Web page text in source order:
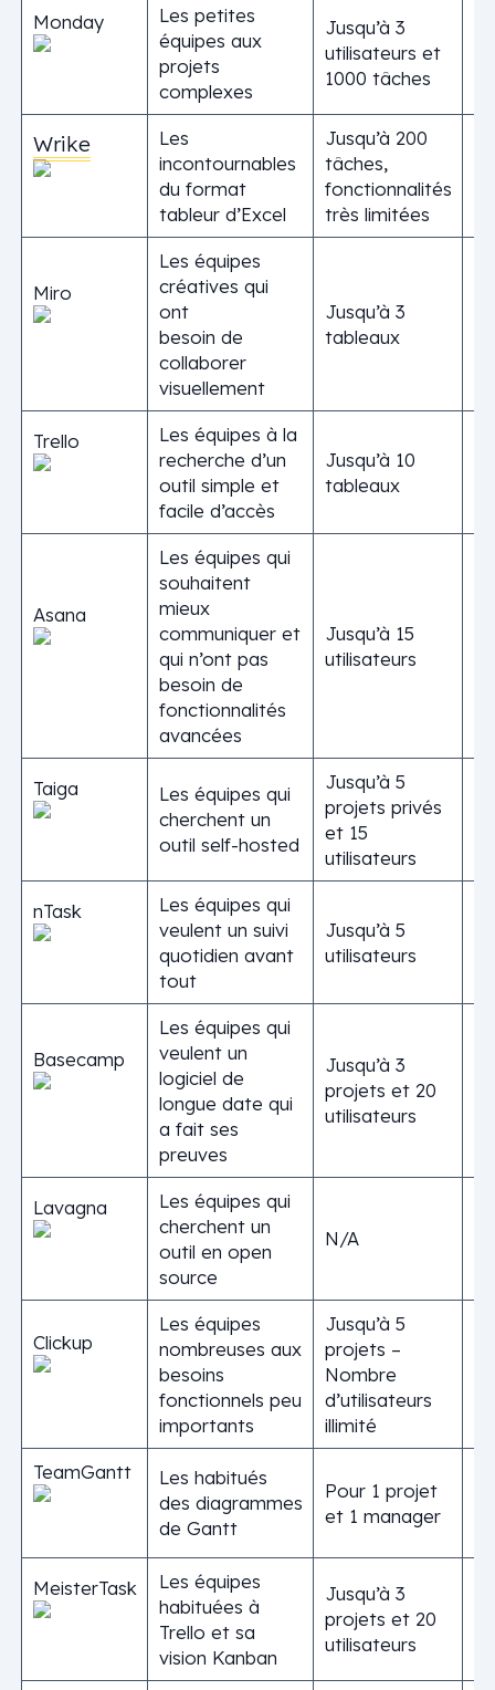
Monday
Les petites
équipes aux
projets
complexes
Jusqu’à 3
utilisateurs et
1000 tâches
Wrike
Les
incontournables
du format
tableur d’Excel
Jusqu’à 200
tâches,
fonctionnalités
très limitées
Miro
Les équipes
créatives qui
ont
besoin de
collaborer
visuellement
Jusqu’à 3
tableaux
Trello
Les équipes à la
recherche d’un
outil simple et
facile d’accès
Jusqu’à 10
tableaux
Asana
Les équipes qui
souhaitent
mieux
communiquer et
qui n’ont pas
besoin de
fonctionnalités
avancées
Jusqu’à 15
utilisateurs
Taiga
Les équipes qui
cherchent un
outil self-hosted
Jusqu’à 5
projets privés
et 15
utilisateurs
nTask
Les équipes qui
veulent un suivi
quotidien avant
tout
Jusqu’à 5
utilisateurs
Basecamp
Les équipes qui
veulent un
logiciel de
longue date qui
a fait ses
preuves
Jusqu’à 3
projets et 20
utilisateurs
Lavagna
Les équipes qui
cherchent un
outil en open
source
N/A
Clickup
Les équipes
nombreuses aux
besoins
fonctionnels peu
importants
Jusqu’à 5
projets –
Nombre
d’utilisateurs
illimité
TeamGantt
Les habitués
des diagrammes
de Gantt
Pour 1 projet
et 1 manager
MeisterTask
Les équipes
habituées à
Trello et sa
vision Kanban
Jusqu’à 3
projets et 20
utilisateurs